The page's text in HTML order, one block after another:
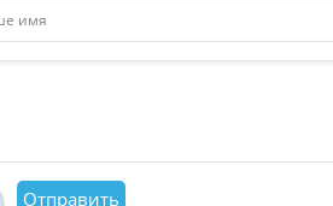
Отправить